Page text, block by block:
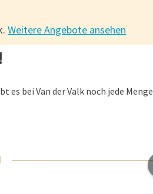
Weitere Angebote ansehen
es bei Van der Valk noch jede Menge